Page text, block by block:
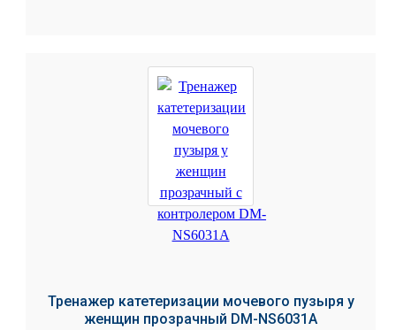
Тренажер катетеризации мочевого пузыря у
женщин прозрачный DM-NS6031A